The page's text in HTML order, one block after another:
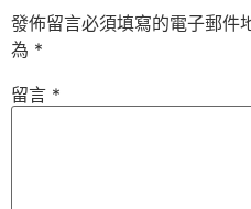
發佈留言必須填寫的電子郵件
為 *
留言 *